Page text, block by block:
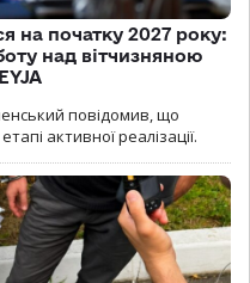
на початку 2027 року:
над вітчизняною
повідомив, що
активної реалізації.